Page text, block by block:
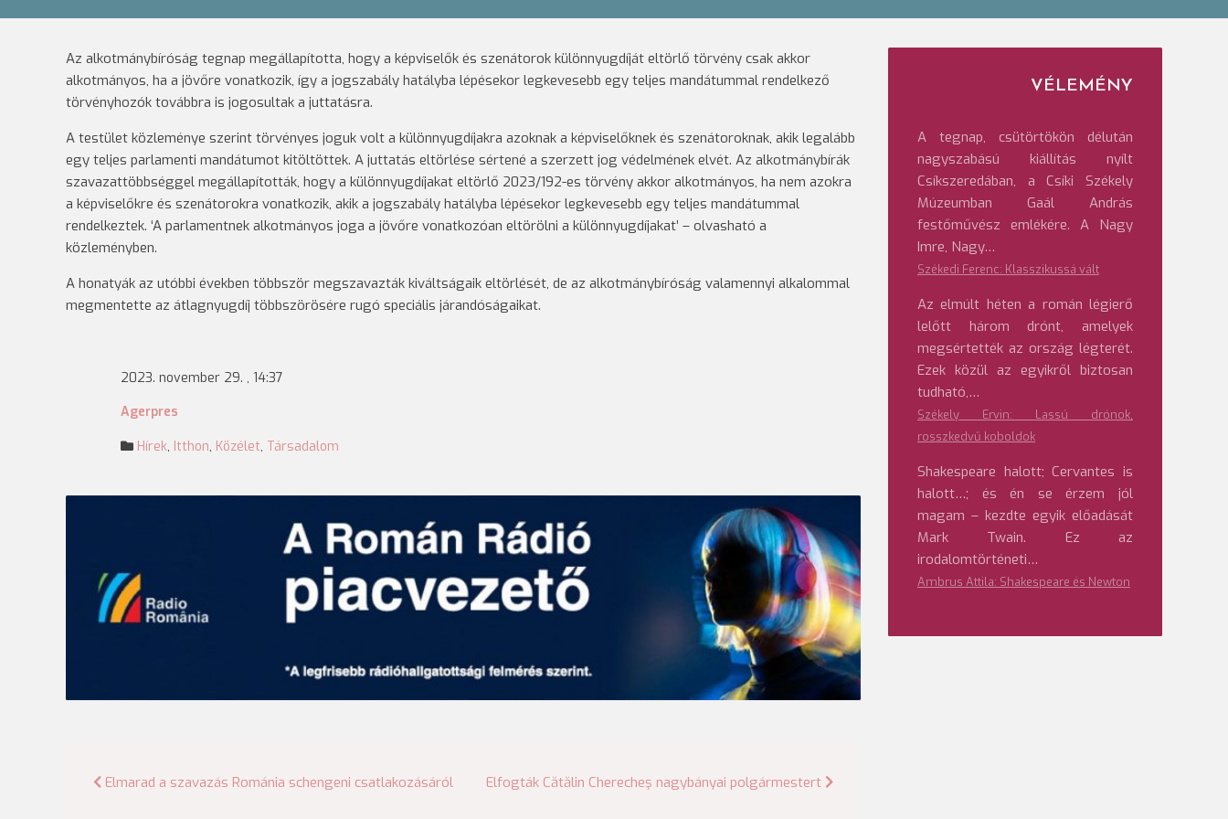
Az alkotmánybíróság tegnap megállapította, hogy a képviselők és szenátorok különnyugdíját eltörlő törvény csak akkor
alkotmányos, ha a jövőre vonatkozik, így a jogszabály hatályba lépésekor legkevesebb egy teljes mandátummal rendelkező
törvényhozók továbbra is jogosultak a juttatásra.
A testület közleménye szerint törvényes joguk volt a különnyugdíjakra azoknak a képviselőknek és szenátoroknak, akik legalább
egy teljes parlamenti mandátumot kitöltöttek. A juttatás eltörlése sértené a szerzett jog védelmének elvét. Az alkotmánybírák
szavazattöbbséggel megállapították, hogy a különnyugdíjakat eltörlő 2023/192-es törvény akkor alkotmányos, ha nem azokra
a képviselőkre és szenátorokra vonatkozik, akik a jogszabály hatályba lépésekor legkevesebb egy teljes mandátummal
rendelkeztek. ‘A parlamentnek alkotmányos joga a jövőre vonatkozóan eltörölni a különnyugdíjakat’ – olvasható a
közleményben.
A honatyák az utóbbi években többször megszavazták kiváltságaik eltörlését, de az alkotmánybíróság valamennyi alkalommal
megmentette az átlagnyugdíj többszörösére rugó speciális járandóságaikat.
2023. november 29. , 14:37
Agerpres
Hírek, Itthon, Közélet, Társadalom
Bejegyzés
Elmarad a szavazás Románia schengeni csatlakozásáról Elfogták Cătălin Cherecheş nagybányai polgármestert
VÉLEMÉNY
A tegnap, csütörtökön délután
nagyszabású kiállítás nyílt
Csíkszeredában, a Csíki Székely
Múzeumban Gaál András
festőművész emlékére. A Nagy
Imre, Nagy…
Székedi Ferenc: Klasszikussá vált
Az elmúlt héten a román légierő
lelőtt három drónt, amelyek
megsértették az ország légterét.
Ezek közül az egyikről biztosan
tudható,…
Székely Ervin: Lassú drónok,
rosszkedvű koboldok
Shakespeare halott; Cervantes is
halott…; és én se érzem jól
magam – kezdte egyik előadását
Mark Twain. Ez az
irodalomtörténeti…
Ambrus Attila: Shakespeare és Newton